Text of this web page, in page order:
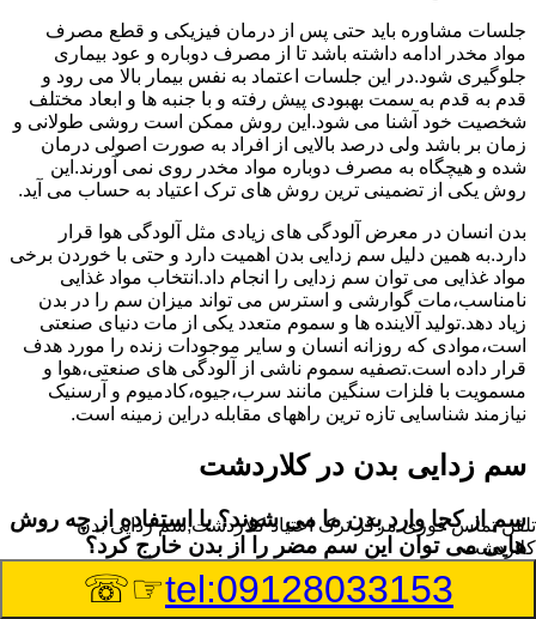
جلسات مشاوره باید حتی پس از درمان فیزیکی و قطع مصرف
مواد مخدر ادامه داشته باشد تا از مصرف دوباره و عود بیماری
جلوگیری شود.در این جلسات اعتماد به نفس بیمار بالا می رود و
قدم به قدم به سمت بهبودی پیش رفته و با جنبه ها و ابعاد مختلف
شخصیت خود آشنا می شود.این روش ممکن است روشی طولانی و
زمان بر باشد ولی درصد بالایی از افراد به صورت اصولی درمان
شده و هیچگاه به مصرف دوباره مواد مخدر روی نمی آورند.این
روش یکی از تضمینی ترین روش های ترک اعتیاد به حساب می آید.
بدن انسان در معرض آلودگی های زیادی مثل آلودگی هوا قرار
دارد.به همین دلیل سم زدایی بدن اهمیت دارد و حتی با خوردن برخی
مواد غذایی می توان سم زدایی را انجام داد.انتخاب مواد غذایی
نامناسب،مات گوارشی و استرس می تواند میزان سم را در بدن
زیاد دهد.تولید آلاینده ها و سموم متعدد یکی از مات دنیای صنعتی
است،موادی که روزانه انسان و سایر موجودات زنده را مورد هدف
قرار داده است.تصفیه سموم ناشی از آلودگی های صنعتی،هوا و
مسمویت با فلزات سنگین مانند سرب،جیوه،کادمیوم و آرسنیک
نیازمند شناسایی تازه ترین راههای مقابله دراین زمینه است.
سم زدایی بدن در کلاردشت
سم از کجا وارد بدن ما می شوند؟ با استفاده از چه روش
هایی می توان این سم مضر را از بدن خارج کرد؟
بطور کلی سم موجود در بدن به دو گروه عمده تقسیم می
تلفن تماس فوریمرکز ترک اعتیاد کلاردشت,سم زدایی بدن
کلاردشت
tel:09128033153
☞☏